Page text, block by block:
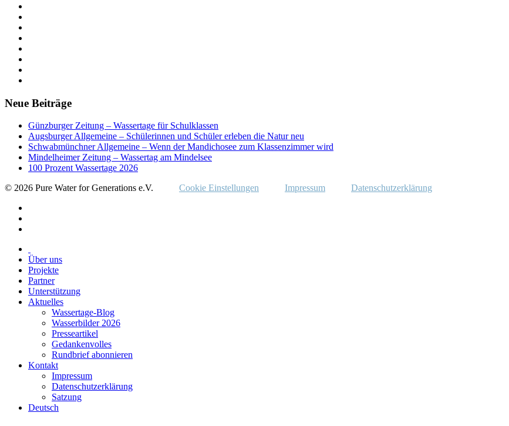
Neue Beiträge
Günzburger Zeitung – Wassertage für Schulklassen
Augsburger Allgemeine – Schülerinnen und Schüler erleben die Natur neu
Schwabmünchner Allgemeine – Wenn der Mandichosee zum Klassenzimmer wird
Mindelheimer Zeitung – Wassertag am Mindelsee
100 Prozent Wassertage 2026
© 2026 Pure Water for Generations e.V.
Cookie Einstellungen Impressum Datenschutzerklärung
Über uns
Projekte
Partner
Unterstützung
Aktuelles
Wassertage-Blog
Wasserbilder 2026
Presseartikel
Gedankenvolles
Rundbrief abonnieren
Kontakt
Impressum
Datenschutzerklärung
Satzung
Deutsch